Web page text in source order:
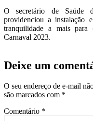
O secretário de Saúde
providenciou a instalação
tranquilidade a mais
Carnaval 2023.
Deixe um
O seu endereço de e-mail
são marcados com *
Comentário *